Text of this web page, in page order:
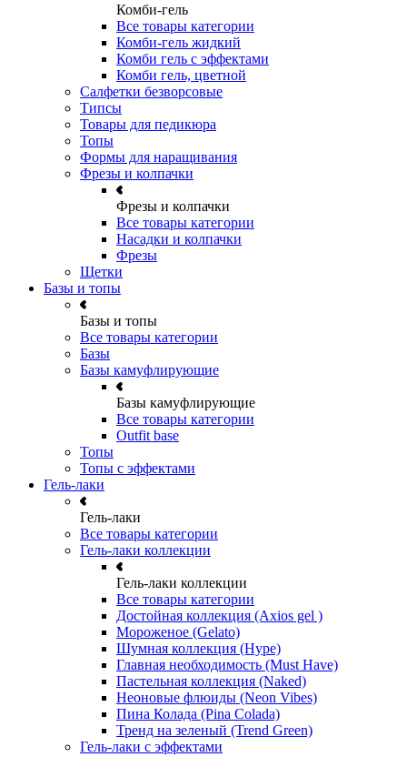
Комби-гель
Все товары категории
Комби-гель жидкий
Комби гель с эффектами
Комби гель, цветной
Салфетки безворсовые
Типсы
Товары для педикюра
Топы
Формы для наращивания
Фрезы и колпачки
Фрезы и колпачки
Все товары категории
Насадки и колпачки
Фрезы
Щетки
Базы и топы
Базы и топы
Все товары категории
Базы
Базы камуфлирующие
Базы камуфлирующие
Все товары категории
Outfit base
Топы
Топы с эффектами
Гель-лаки
Гель-лаки
Все товары категории
Гель-лаки коллекции
Гель-лаки коллекции
Все товары категории
Достойная коллекция (Axios gel )
Мороженое (Gelato)
Шумная коллекция (Hype)
Главная необходимость (Must Have)
Пастельная коллекция (Naked)
Неоновые флюиды (Neon Vibes)
Пина Колада (Pina Colada)
Тренд на зеленый (Trend Green)
Гель-лаки с эффектами